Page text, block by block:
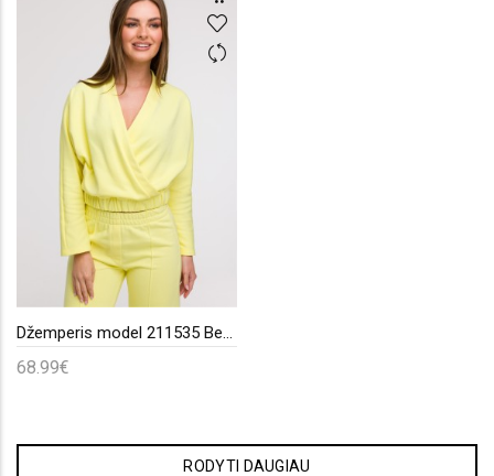
Džemperis model 211535 BeWear
68.99€
RODYTI DAUGIAU